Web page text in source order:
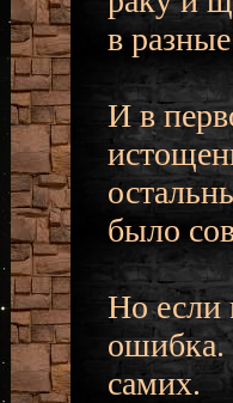
в
И в
было
Но если
ошибка.
самих.